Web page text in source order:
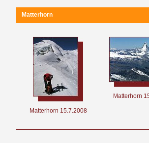
Matterhorn
Matterhorn 15.7.2008
Matterhorn